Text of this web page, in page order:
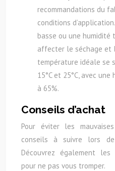
recommandations du
conditions
basse ou une humidité
affecter le séchage et
température idéale se
15°C et 25°C, avec
à 65%.
Conseils d’achat
Pour éviter les
conseils à suivre lors
Découvrez également
pour ne pas vous tromper.